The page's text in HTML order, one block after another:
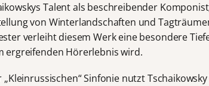
Talent als beschreibender
von Winterlandschaften und
verleiht diesem Werk eine besondere
ergreifenden Hörerlebnis wird.
„Kleinrussischen“ Sinfonie nutzt